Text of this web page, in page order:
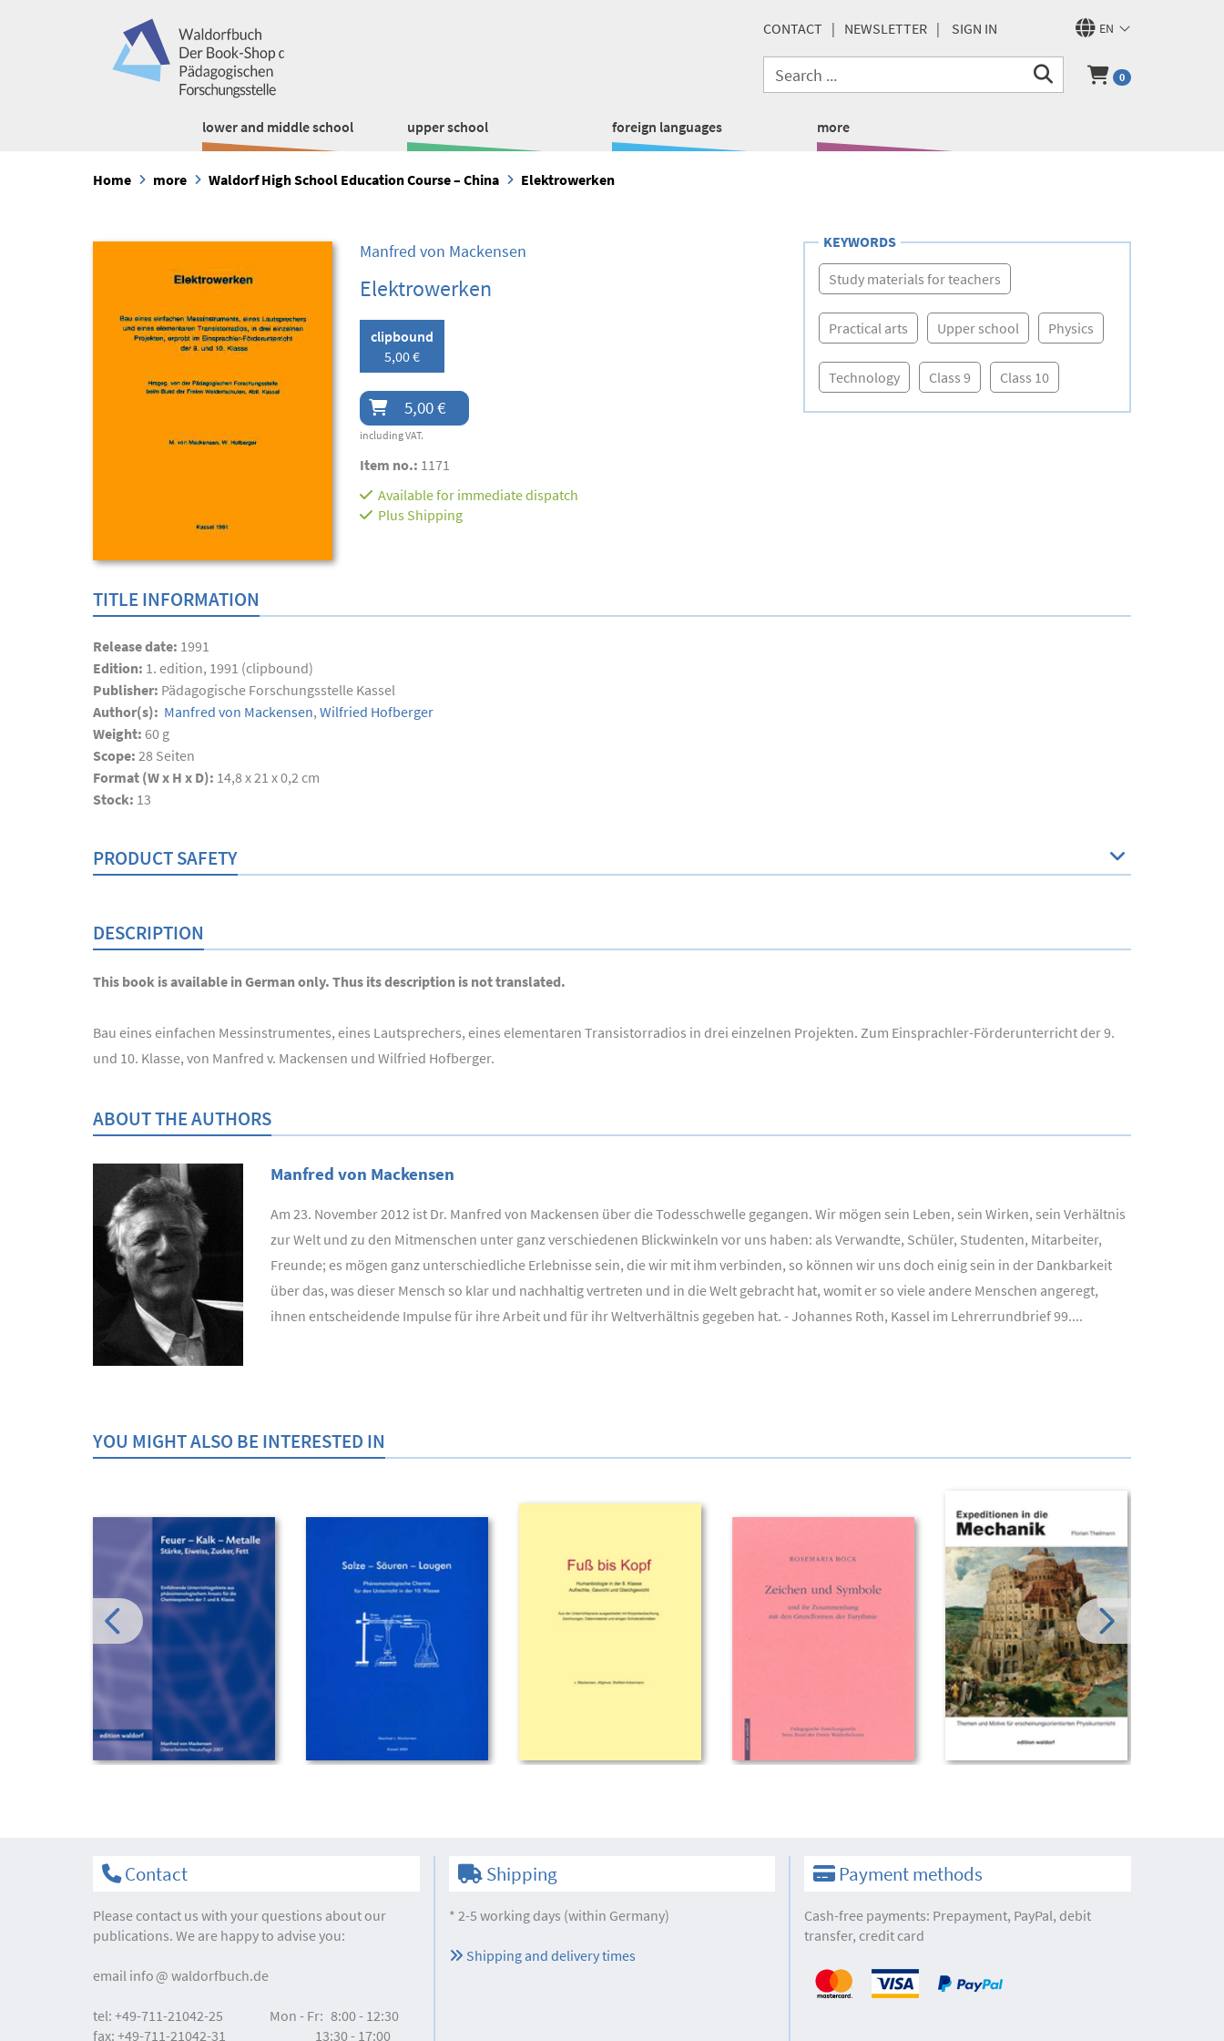
EN
CONTACT NEWSLETTER SIGN IN
0
lower and middle school upper school foreign languages more
Home more Waldorf High School Education Course – China Elektrowerken
Manfred von Mackensen
Elektrowerken
clipbound
5,00 €
5,00 €
including VAT.
Item no.: 1171
Available for immediate dispatch
Plus Shipping
KEYWORDS
Study materials for teachers
Practical arts Upper school Physics
Technology Class 9 Class 10
TITLE INFORMATION
Release date: 1991
Edition: 1. edition, 1991 (clipbound)
Publisher: Pädagogische Forschungsstelle Kassel
Author(s): Manfred von Mackensen, Wilfried Hofberger
Weight: 60 g
Scope: 28 Seiten
Format (W x H x D): 14,8 x 21 x 0,2 cm
Stock: 13
PRODUCT SAFETY
DESCRIPTION
This book is available in German only. Thus its description is not translated.
Bau eines einfachen Messinstrumentes, eines Lautsprechers, eines elementaren Transistorradios in drei einzelnen Projekten. Zum Einsprachler-Förderunterricht der 9.
und 10. Klasse, von Manfred v. Mackensen und Wilfried Hofberger.
ABOUT THE AUTHORS
Manfred von Mackensen
Am 23. November 2012 ist Dr. Manfred von Mackensen über die Todesschwelle gegangen. Wir mögen sein Leben, sein Wirken, sein Verhältnis
zur Welt und zu den Mitmenschen unter ganz verschiedenen Blickwinkeln vor uns haben: als Verwandte, Schüler, Studenten, Mitarbeiter,
Freunde; es mögen ganz unterschiedliche Erlebnisse sein, die wir mit ihm verbinden, so können wir uns doch einig sein in der Dankbarkeit
über das, was dieser Mensch so klar und nachhaltig vertreten und in die Welt gebracht hat, womit er so viele andere Menschen angeregt,
ihnen entscheidende Impulse für ihre Arbeit und für ihr Weltverhältnis gegeben hat. - Johannes Roth, Kassel im Lehrerrundbrief 99....
YOU MIGHT ALSO BE INTERESTED IN
Contact
Please contact us with your questions about our
publications. We are happy to advise you:
email info waldorfbuch.de
tel: +49-711-21042-25
fax: +49-711-21042-31
Mon - Fr: 8:00 - 12:30
13:30 - 17:00
Shipping
* 2-5 working days (within Germany)
Shipping and delivery times
Payment methods
Cash-free payments: Prepayment, PayPal, debit
transfer, credit card